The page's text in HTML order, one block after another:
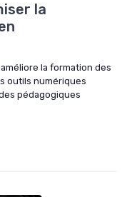
la
la formation des
outils numériques
pédagogiques